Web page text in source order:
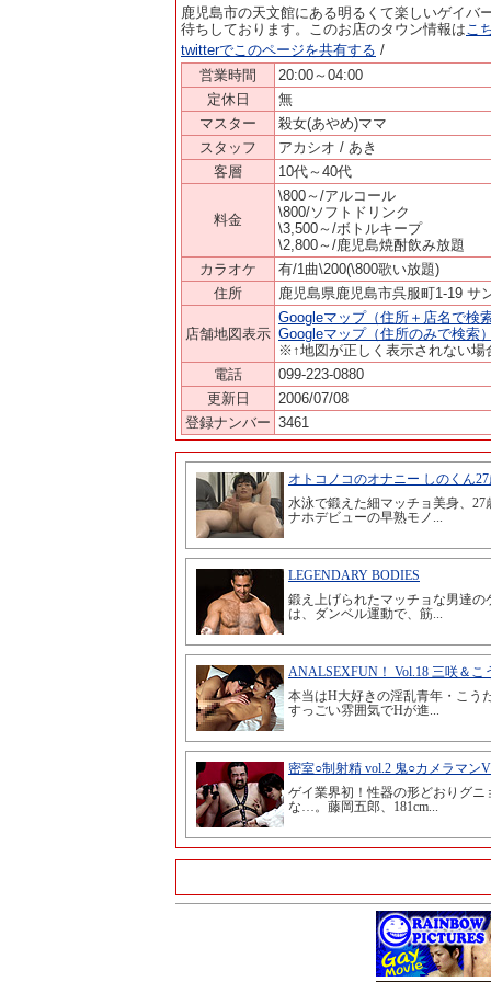
鹿児島市の天文館にある明るくて楽しいゲイバ
待ちしております。このお店のタウン情報はこ
twitterでこのページを共有する /
営業時間
20:00～04:00
定休日
無
マスター
殺女(あやめ)ママ
スタッフ
アカシオ / あき
客層
10代～40代
料金
\800～/アルコール
\800/ソフトドリンク
\3,500～/ボトルキープ
\2,800～/鹿児島焼酎飲み放題
カラオケ
有/1曲\200(\800歌い放題)
住所
鹿児島県鹿児島市呉服町1-19 サ
店舗地図表示
Googleマップ（住所＋店名で検
Googleマップ（住所のみで検索
※↑地図が正しく表示されない場
電話
099-223-0880
更新日
2006/07/08
登録ナンバー 3461